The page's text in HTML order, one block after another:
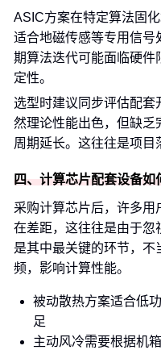
ASIC方案在特定算法固
适合地磁传感等专用信号
期算法迭代可能面临硬件
定性。
选型时建议同步评估配套
然理论性能出色，但缺乏
周期延长。这往往是项目
四、计算芯片配套设备如
采购计算芯片后，许多
在差距，这往往是由于忽
是其中最关键的环节，
频，影响计算性能。
被动散热方案适合低
足
主动风冷需要根据机